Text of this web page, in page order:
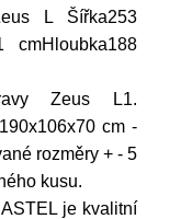
L Šířka253
cmHloubka188
Zeus L1.
cm -
rozměry + - 5
kusu.
je kvalitní